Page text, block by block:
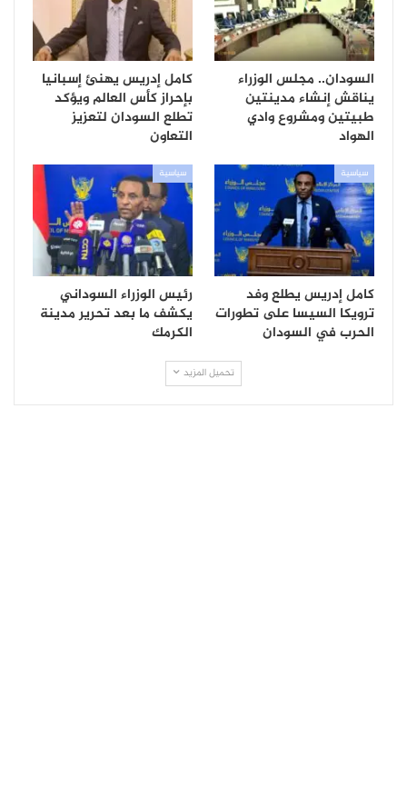
السودان.. مجلس الوزراء
يناقش إنشاء مدينتين
طبيتين ومشروع وادي
الهواد
كامل إدريس يهنئ إسبانيا
بإحراز كأس العالم ويؤكد
تطلع السودان لتعزيز
التعاون
سياسية
كامل إدريس يطلع وفد
ترويكا السيسا على تطورات
الحرب في السودان
سياسية
رئيس الوزراء السوداني
يكشف ما بعد تحرير مدينة
الكرمك
تحميل المزيد